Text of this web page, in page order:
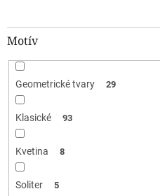
Motív
Geometrické tvary 29
Klasické 93
Kvetina 8
Soliter 5